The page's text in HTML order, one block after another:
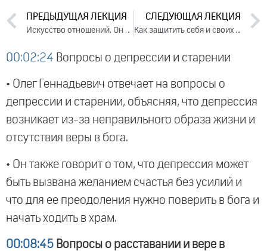
ПРЕДЫДУЩАЯ ЛЕКЦИЯ
Искусство отношений. Он и Она. Семья. Лекция 1 (2020)
СЛЕДУЮЩАЯ ЛЕКЦИЯ
Как защитить себя и своих близких от инфекции во время эпидемии?
00:02:24 Вопросы о депрессии и старении
• Олег Геннадьевич отвечает на вопросы о
депрессии и старении, объясняя, что депрессия
возникает из-за неправильного образа жизни и
отсутствия веры в бога.
• Он также говорит о том, что депрессия может
быть вызвана желанием счастья без усилий и
что для ее преодоления нужно поверить в бога и
начать ходить в храм.
00:08:45 Вопросы о расставании и вере в